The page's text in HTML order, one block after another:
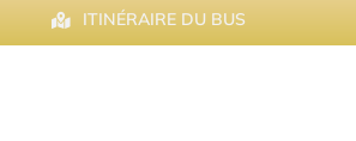
ITINÉRAIRE DU BUS